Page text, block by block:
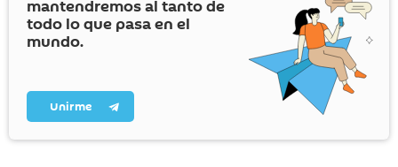
mantendremos al tanto de
todo lo que pasa en el
mundo.
Unirme